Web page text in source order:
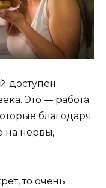
доступен
Это — работа
благодаря
на нервы,
то очень